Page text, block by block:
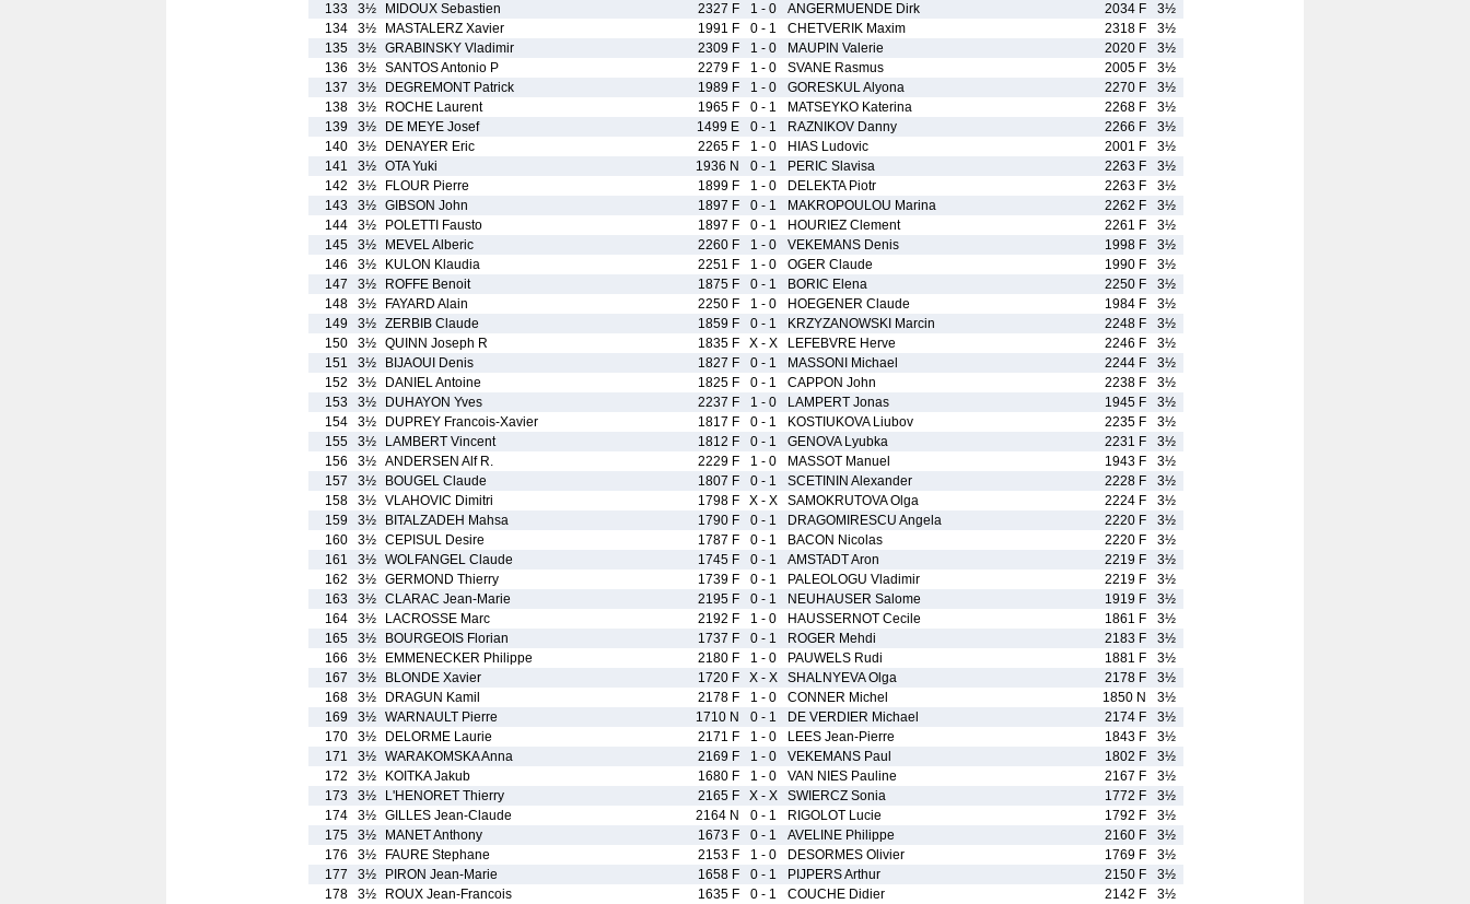
133
3½ MIDOUX Sebastien 2327 F 1 - 0 ANGERMUENDE Dirk 2034 F
3½
134
3½ MASTALERZ Xavier 1991 F 0 - 1 CHETVERIK Maxim 2318 F
3½
135
3½ GRABINSKY Vladimir 2309 F 1 - 0 MAUPIN Valerie 2020 F
3½
136
3½ SANTOS Antonio P 2279 F 1 - 0 SVANE Rasmus 2005 F
3½
137
3½ DEGREMONT Patrick 1989 F 1 - 0 GORESKUL Alyona 2270 F
3½
138
3½ ROCHE Laurent 1965 F 0 - 1 MATSEYKO Katerina 2268 F
3½
139
3½ DE MEYE Josef 1499 E 0 - 1 RAZNIKOV Danny 2266 F
3½
140
3½ DENAYER Eric 2265 F 1 - 0 HIAS Ludovic 2001 F
3½
141
3½ OTA Yuki 1936 N 0 - 1 PERIC Slavisa 2263 F
3½
142
3½ FLOUR Pierre 1899 F 1 - 0 DELEKTA Piotr 2263 F
3½
143
3½ GIBSON John 1897 F 0 - 1 MAKROPOULOU Marina 2262 F
3½
144
3½ POLETTI Fausto 1897 F 0 - 1 HOURIEZ Clement 2261 F
3½
145
3½ MEVEL Alberic 2260 F 1 - 0 VEKEMANS Denis 1998 F
3½
146
3½ KULON Klaudia 2251 F 1 - 0 OGER Claude 1990 F
3½
147
3½ ROFFE Benoit 1875 F 0 - 1 BORIC Elena 2250 F
3½
148
3½ FAYARD Alain 2250 F 1 - 0 HOEGENER Claude 1984 F
3½
149
3½ ZERBIB Claude 1859 F 0 - 1 KRZYZANOWSKI Marcin 2248 F
3½
150
3½ QUINN Joseph R 1835 F X - X LEFEBVRE Herve 2246 F
3½
151
3½ BIJAOUI Denis 1827 F 0 - 1 MASSONI Michael 2244 F
3½
152
3½ DANIEL Antoine 1825 F 0 - 1 CAPPON John 2238 F
3½
153
3½ DUHAYON Yves 2237 F 1 - 0 LAMPERT Jonas 1945 F
3½
154
3½ DUPREY Francois-Xavier 1817 F 0 - 1 KOSTIUKOVA Liubov 2235 F
3½
155
3½ LAMBERT Vincent 1812 F 0 - 1 GENOVA Lyubka 2231 F
3½
156
3½ ANDERSEN Alf R. 2229 F 1 - 0 MASSOT Manuel 1943 F
3½
157
3½ BOUGEL Claude 1807 F 0 - 1 SCETININ Alexander 2228 F
3½
158
3½ VLAHOVIC Dimitri 1798 F X - X SAMOKRUTOVA Olga 2224 F
3½
159
3½ BITALZADEH Mahsa 1790 F 0 - 1 DRAGOMIRESCU Angela 2220 F
3½
160
3½ CEPISUL Desire 1787 F 0 - 1 BACON Nicolas 2220 F
3½
161
3½ WOLFANGEL Claude 1745 F 0 - 1 AMSTADT Aron 2219 F
3½
162
3½ GERMOND Thierry 1739 F 0 - 1 PALEOLOGU Vladimir 2219 F
3½
163
3½ CLARAC Jean-Marie 2195 F 0 - 1 NEUHAUSER Salome 1919 F
3½
164
3½ LACROSSE Marc 2192 F 1 - 0 HAUSSERNOT Cecile 1861 F
3½
165
3½ BOURGEOIS Florian 1737 F 0 - 1 ROGER Mehdi 2183 F
3½
166
3½ EMMENECKER Philippe 2180 F 1 - 0 PAUWELS Rudi 1881 F
3½
167
3½ BLONDE Xavier 1720 F X - X SHALNYEVA Olga 2178 F
3½
168
3½ DRAGUN Kamil 2178 F 1 - 0 CONNER Michel 1850 N
3½
169
3½ WARNAULT Pierre 1710 N 0 - 1 DE VERDIER Michael 2174 F
3½
170
3½ DELORME Laurie 2171 F 1 - 0 LEES Jean-Pierre 1843 F
3½
171
3½ WARAKOMSKA Anna 2169 F 1 - 0 VEKEMANS Paul 1802 F
3½
172
3½ KOITKA Jakub 1680 F 1 - 0 VAN NIES Pauline 2167 F
3½
173
3½ L'HENORET Thierry 2165 F X - X SWIERCZ Sonia 1772 F
3½
174
3½ GILLES Jean-Claude 2164 N 0 - 1 RIGOLOT Lucie 1792 F
3½
175
3½ MANET Anthony 1673 F 0 - 1 AVELINE Philippe 2160 F
3½
176
3½ FAURE Stephane 2153 F 1 - 0 DESORMES Olivier 1769 F
3½
177
3½ PIRON Jean-Marie 1658 F 0 - 1 PIJPERS Arthur 2150 F
3½
178
3½ ROUX Jean-Francois 1635 F 0 - 1 COUCHE Didier 2142 F 3½